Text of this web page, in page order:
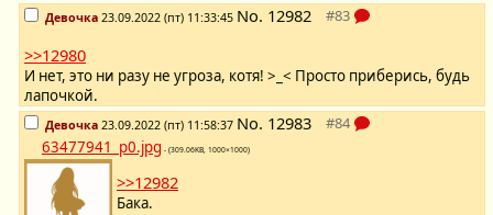
Девочка 23.09.2022 (пт) 11:33:45 No. 12982
>>12980
И нет, это ни разу не угроза, котя! >_< Просто приберись, будь
лапочкой.
Девочка 23.09.2022 (пт) 11:58:37 No. 12983
63477941_p0.jpg - (309.06KB, 1000×1000)
>>12982
Бака.